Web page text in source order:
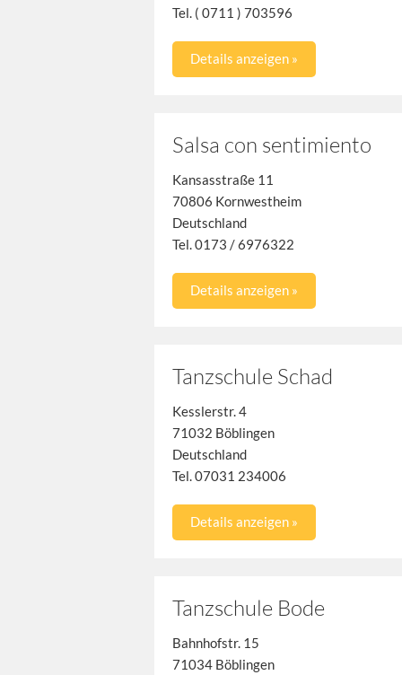
Tel. ( 0711 ) 703596
Details anzeigen »
Salsa con sentimiento
Kansasstraße 11
70806 Kornwestheim
Deutschland
Tel. 0173 / 6976322
Details anzeigen »
Tanzschule Schad
Kesslerstr. 4
71032 Böblingen
Deutschland
Tel. 07031 234006
Details anzeigen »
Tanzschule Bode
Bahnhofstr. 15
71034 Böblingen